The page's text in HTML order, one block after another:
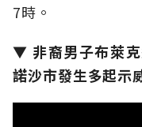
7時。
▼ 非裔男子布萊
諾沙市發生多起示